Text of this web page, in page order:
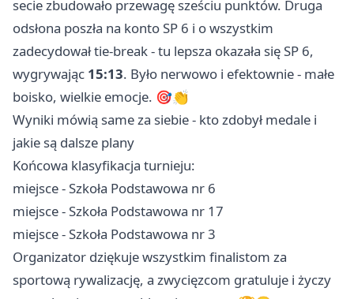
secie zbudowało przewagę sześciu punktów. Druga
odsłona poszła na konto SP 6 i o wszystkim
zadecydował tie-break - tu lepsza okazała się SP 6,
wygrywając 15:13. Było nerwowo i efektownie - małe
boisko, wielkie emocje. 🎯👏
Wyniki mówią same za siebie - kto zdobył medale i
jakie są dalsze plany
Końcowa klasyfikacja turnieju:
miejsce - Szkoła Podstawowa nr 6
miejsce - Szkoła Podstawowa nr 17
miejsce - Szkoła Podstawowa nr 3
Organizator dziękuje wszystkim finalistom za
sportową rywalizację, a zwycięzcom gratuluje i życzy